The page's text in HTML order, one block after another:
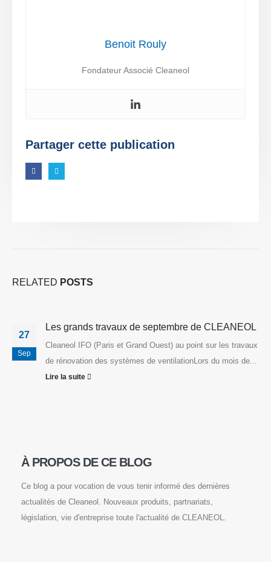
Benoit Rouly
Fondateur Associé Cleaneol
Partager cette publication
RELATED POSTS
27
Sep
Les grands travaux de septembre de CLEANEOL
Cleaneol IFO (Paris et Grand Ouest) au point sur les travaux
de rénovation des systèmes de ventilationLors du mois de...
Lire la suite
À PROPOS DE CE BLOG
Ce blog a pour vocation de vous tenir informé des dernières
actualités de Cleaneol. Nouveaux produits, partnariats,
législation, vie d'entreprise toute l'actualité de CLEANEOL.